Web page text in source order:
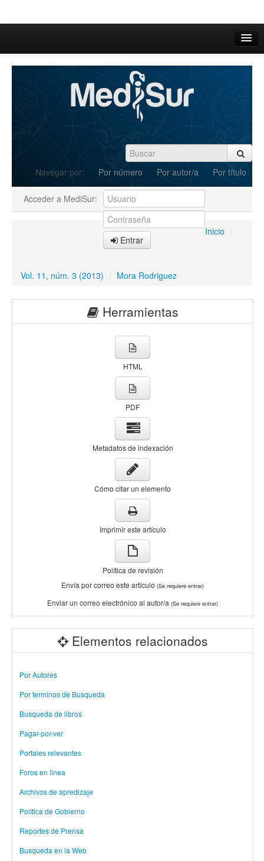
Inicio
Actual
Archivos
Navegar por: Por número Por autor/a Por título
Acceder a MediSur:
Entrar
Inicio /
Vol. 11, núm. 3 (2013) / Mora Rodriguez
Herramientas
HTML
PDF
Metadatos de indexación
Cómo citar un elemento
Imprimir este artículo
Política de revisión
Envía por correo este artículo (Se requiere entrar)
Enviar un correo electrónico al autor/a (Se requiere entrar)
Elementos relacionados
Por Autores
Por terminos de Busqueda
Busqueda de libros
Pagar-por-ver
Portales relevantes
Foros en linea
Archivos de apredizaje
Política de Gobierno
Reportes de Prensa
Busqueda en la Web